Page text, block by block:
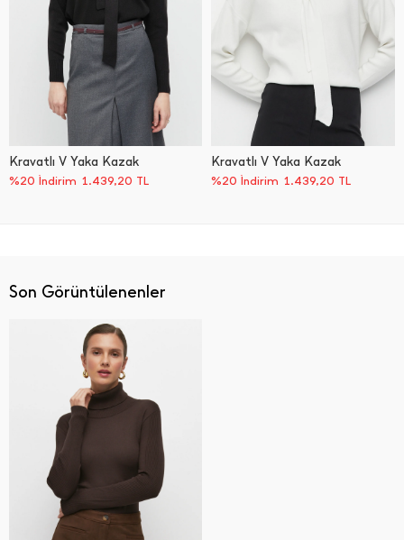
Kravatlı V Yaka Kazak
%20 İndirim 1.439,20 TL
Kravatlı V Yaka Kazak
%20 İndirim 1.439,20 TL
Son Görüntülenenler